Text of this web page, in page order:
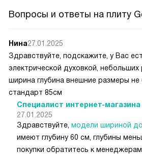
Вопросы и ответы на плиту
Нина27.01.2025
Здравствуйте, подскажите, у Вас
электрической духовкой,
ширина глубина внешние размеры
стандарт 85см
Специалист интернет-магазина
27.01.2025
Здравствуйте, модели шириной
имеют глубину 60 см, глубины
покупки обратитесь к